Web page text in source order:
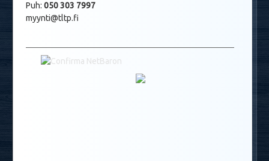
Puh: 050 303 7997
myynti@tltp.fi